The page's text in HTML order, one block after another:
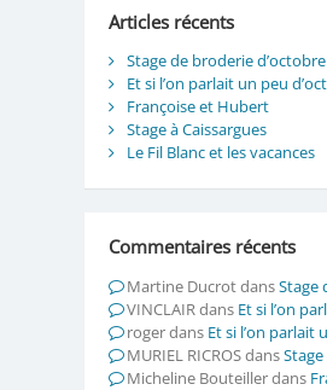
Articles récents
Stage de broderie d’octobre
Et si l’on parlait un peu
Françoise et Hubert
Stage à Caissargues
Le Fil Blanc et les vacances
Commentaires récents
Martine DucrotdansStage
VINCLAIR dans Et si l’on
rogerdans Et si l’on parlait
MURIEL RICROSdans
Micheline Bouteillerdans